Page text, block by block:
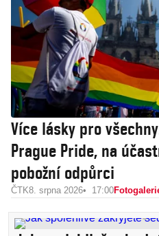
Více lásky pro
Prague Pride, na
pobožní odpůrci
ČTK8. srpna 2026 17:00